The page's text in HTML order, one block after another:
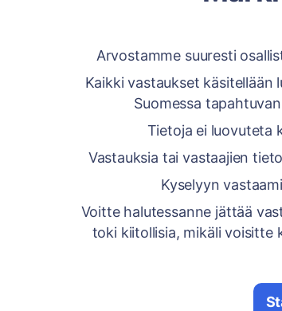
Arvostamme suuresti
Kaikki vastaukset käsitellään
Suomessa
Tietoja ei luovuteta
Vastauksia tai vastaajien
Kyselyyn
Voitte halutessanne jättää
toki kiitollisia, mikäli voisitte